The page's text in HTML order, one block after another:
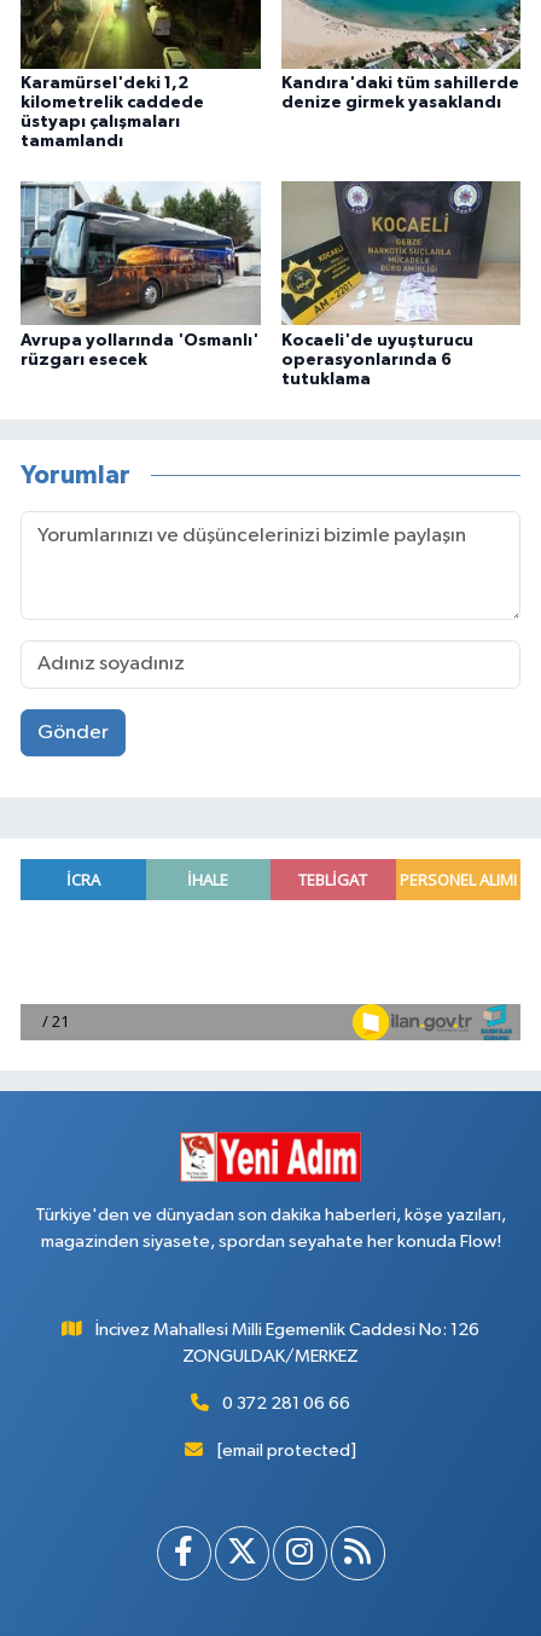
Karamürsel'deki 1,2
kilometrelik caddede
üstyapı çalışmaları
tamamlandı
Kandıra'daki tüm sahillerde
denize girmek yasaklandı
Avrupa yollarında 'Osmanlı'
rüzgarı esecek
Kocaeli'de uyuşturucu
operasyonlarında 6
tutuklama
Yorumlar
Gönder
Türkiye'den ve dünyadan son dakika haberleri, köşe yazıları,
magazinden siyasete, spordan seyahate her konuda Flow!
İncivez Mahallesi Milli Egemenlik Caddesi No: 126
ZONGULDAK/MERKEZ
0 372 281 06 66
[email protected]